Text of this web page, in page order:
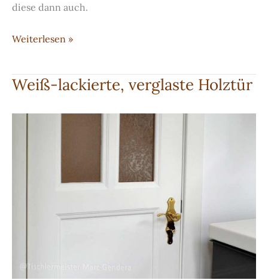
diese dann auch.
Weiße
Weiterlesen »
Weiß-lackierte, verglaste Holztür